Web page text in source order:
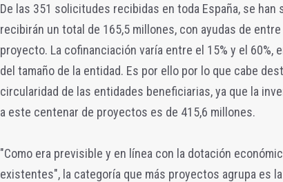
De las 351 solicitudes recibidas en toda España, se
recibirán un total de 165,5 millones, con ayudas de
proyecto. La cofinanciación varía entre el 15% y el 60%,
del tamaño de la entidad. Es por ello por lo que cabe
circularidad de las entidades beneficiarias, ya que la
a este centenar de proyectos es de 415,6 millones.
"Como era previsible y en línea con la dotación
existentes", la categoría que más proyectos agrupa es